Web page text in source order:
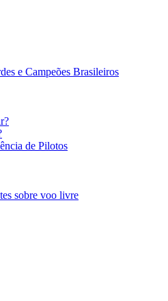
e Campeões Brasileiros
de Pilotos
sobre voo livre